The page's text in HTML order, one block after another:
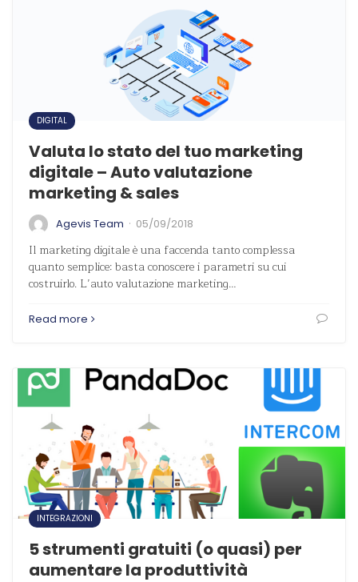
DIGITAL
Valuta lo stato del tuo marketing
digitale – Auto valutazione
marketing & sales
Agevis Team · 05/09/2018
Il marketing digitale è una faccenda tanto complessa
quanto semplice: basta conoscere i parametri su cui
costruirlo. L’auto valutazione marketing…
Read more
INTEGRAZIONI
5 strumenti gratuiti (o quasi) per
aumentare la produttività